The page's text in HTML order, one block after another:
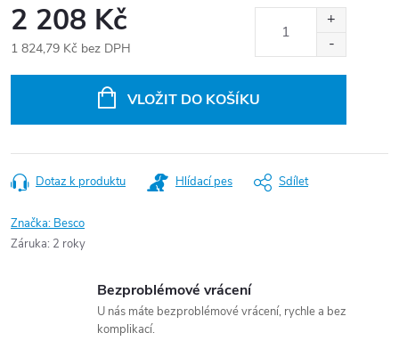
2 208 Kč
1 824,79 Kč bez DPH
VLOŽIT DO KOŠÍKU
Dotaz k produktu Hlídací pes Sdílet
Značka: Besco
Záruka: 2 roky
Bezproblémové vrácení
U nás máte bezproblémové vrácení, rychle a bez
komplikací.